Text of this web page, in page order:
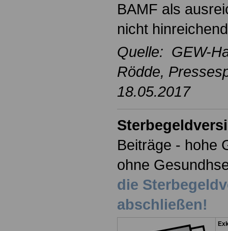
BAMF als
nicht
Quelle: GEW-
Rödde,
18.05.2017
Beiträge - hohe
ohne
die
abschließen!